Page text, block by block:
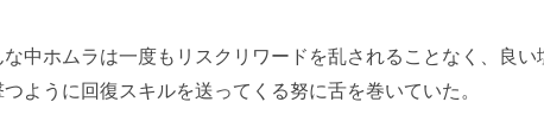
中ホムラは一度もリスクリワードを乱されることなく、良い
つように回復スキルを送ってくる努に舌を巻いていた。